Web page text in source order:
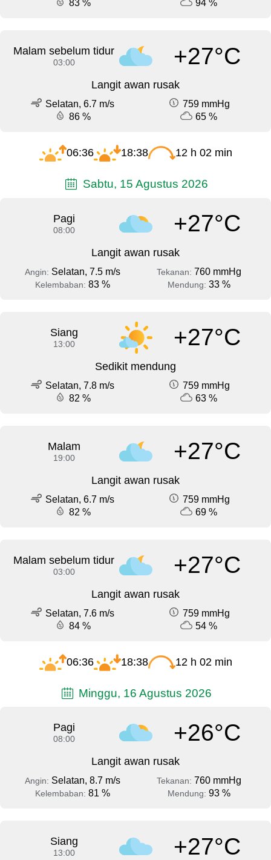
83 %
94 %
Malam sebelum tidur
03:00 +27°C
Langit awan rusak
Selatan, 6.7 m/s
759 mmHg
86 %
65 %
06:36 18:38 12 h 02 min
Sabtu, 15 Agustus 2026
Pagi
08:00 +27°C
Langit awan rusak
Angin: Selatan, 7.5 m/s Tekanan: 760 mmHg
Kelembaban: 83 % Mendung: 33 %
Siang
13:00 +27°C
Sedikit mendung
Selatan, 7.8 m/s
759 mmHg
82 %
63 %
Malam
19:00 +27°C
Langit awan rusak
Selatan, 6.7 m/s
759 mmHg
82 %
69 %
Malam sebelum tidur
03:00 +27°C
Langit awan rusak
Selatan, 7.6 m/s
759 mmHg
84 %
54 %
06:36 18:38 12 h 02 min
Minggu, 16 Agustus 2026
Pagi
08:00 +26°C
Langit awan rusak
Angin: Selatan, 8.7 m/s Tekanan: 760 mmHg
Kelembaban: 81 % Mendung: 93 %
Siang
13:00 +27°C